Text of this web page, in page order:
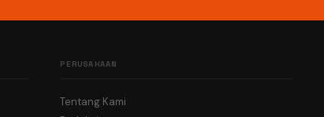
PERUSAHAAN
Tentang Kami